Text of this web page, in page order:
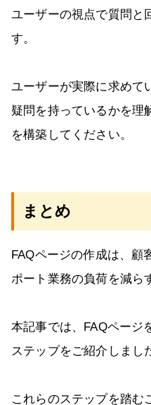
ユーザーの視点で質問と
す。
ユーザーが実際に求めて
疑問を持っているかを理
を構築してください。
まとめ
FAQページの作成は、顧
ポート業務の負荷を減ら
本記事では、FAQページ
ステップをご紹介しまし
これらのステップを踏む